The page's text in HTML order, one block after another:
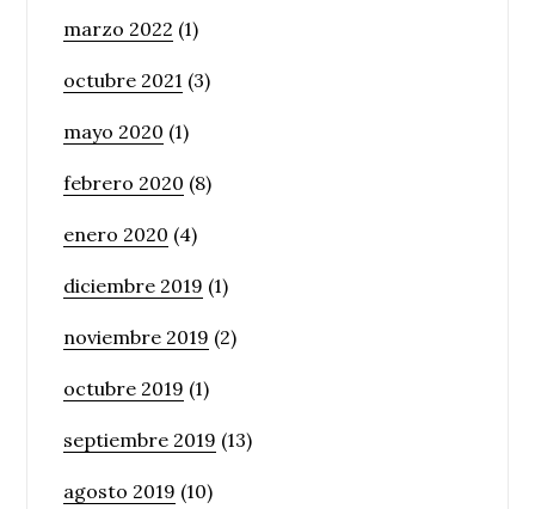
marzo 2022 (1)
octubre 2021 (3)
mayo 2020 (1)
febrero 2020 (8)
enero 2020 (4)
diciembre 2019 (1)
noviembre 2019 (2)
octubre 2019 (1)
septiembre 2019 (13)
agosto 2019 (10)